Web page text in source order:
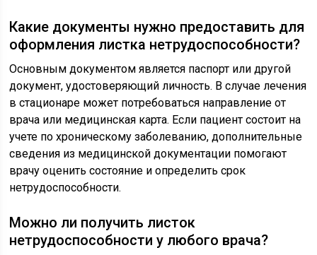
Какие документы нужно предоставить для
оформления листка нетрудоспособности?
Основным документом является паспорт или другой
документ, удостоверяющий личность. В случае лечения
в стационаре может потребоваться направление от
врача или медицинская карта. Если пациент состоит на
учете по хроническому заболеванию, дополнительные
сведения из медицинской документации помогают
врачу оценить состояние и определить срок
нетрудоспособности.
Можно ли получить листок
нетрудоспособности у любого врача?